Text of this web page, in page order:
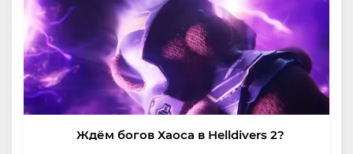
Ждём богов Хаоса в Helldivers 2?